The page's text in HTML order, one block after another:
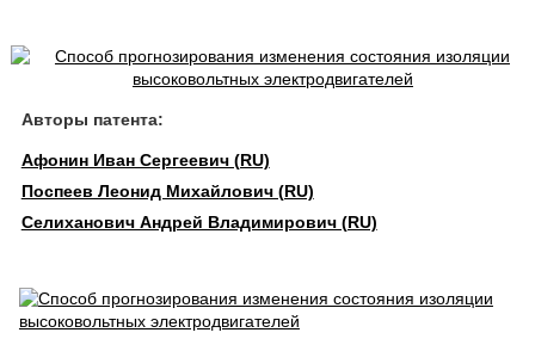
Авторы патента:
Афонин Иван Сергеевич (RU)
Поспеев Леонид Михайлович (RU)
Селиханович Андрей Владимирович (RU)